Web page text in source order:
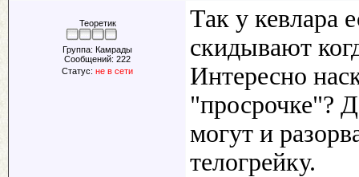
Теоретик
Группа: Камрады
Сообщений: 222
Статус: не в сети
Так у кевлара
скидывают
Интересно
"просрочке"?
могут и
телогрейку.